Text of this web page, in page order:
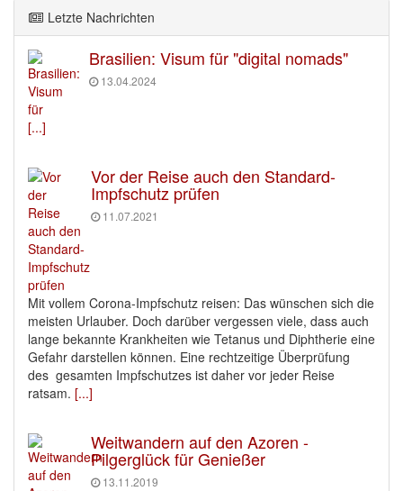
Letzte Nachrichten
Brasilien: Visum für "digital nomads"
13.04.2024
[...]
Vor der Reise auch den Standard-
Impfschutz prüfen
11.07.2021
Mit vollem Corona-Impfschutz reisen: Das wünschen sich die
meisten Urlauber. Doch darüber vergessen viele, dass auch
lange bekannte Krankheiten wie Tetanus und Diphtherie eine
Gefahr darstellen können. Eine rechtzeitige Überprüfung
des gesamten Impfschutzes ist daher vor jeder Reise
ratsam. [...]
Weitwandern auf den Azoren -
Pilgerglück für Genießer
13.11.2019